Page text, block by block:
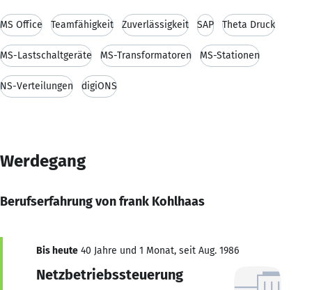
MS Office Teamfähigkeit Zuverlässigkeit SAP Theta Druck
MS-Lastschaltgeräte MS-Transformatoren MS-Stationen
NS-Verteilungen digiONS
Werdegang
Berufserfahrung von frank Kohlhaas
Bis heute 40 Jahre und 1 Monat, seit Aug. 1986
Netzbetriebssteuerung